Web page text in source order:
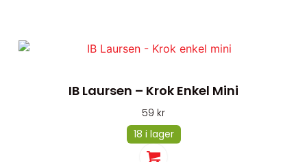
IB Laursen – Krok Enkel Mini
59 kr
18 i lager